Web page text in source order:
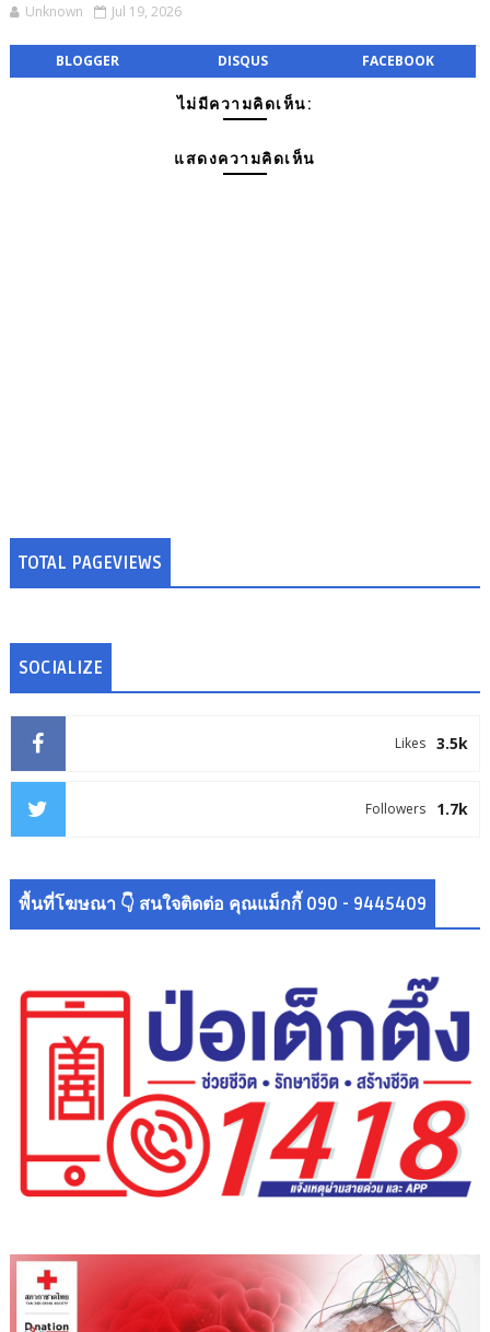
Unknown Jul 19, 2026
BLOGGER DISQUS FACEBOOK
ไม่มีความคิดเห็น:
แสดงความคิดเห็น
TOTAL PAGEVIEWS
SOCIALIZE
3.5k
Likes
1.7k
Followers
พื้นที่โฆษณา 👇 สนใจติดต่อ คุณแม็กกี้ 090 - 9445409